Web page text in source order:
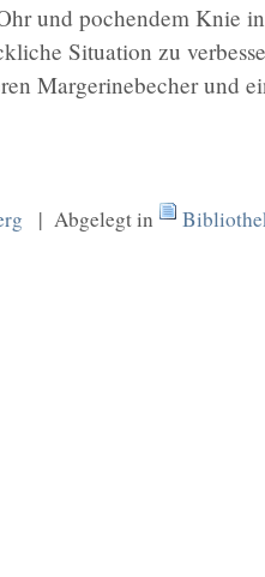
und pochendem Knie
Situation zu
Margerinebecher und
| Abgelegt in